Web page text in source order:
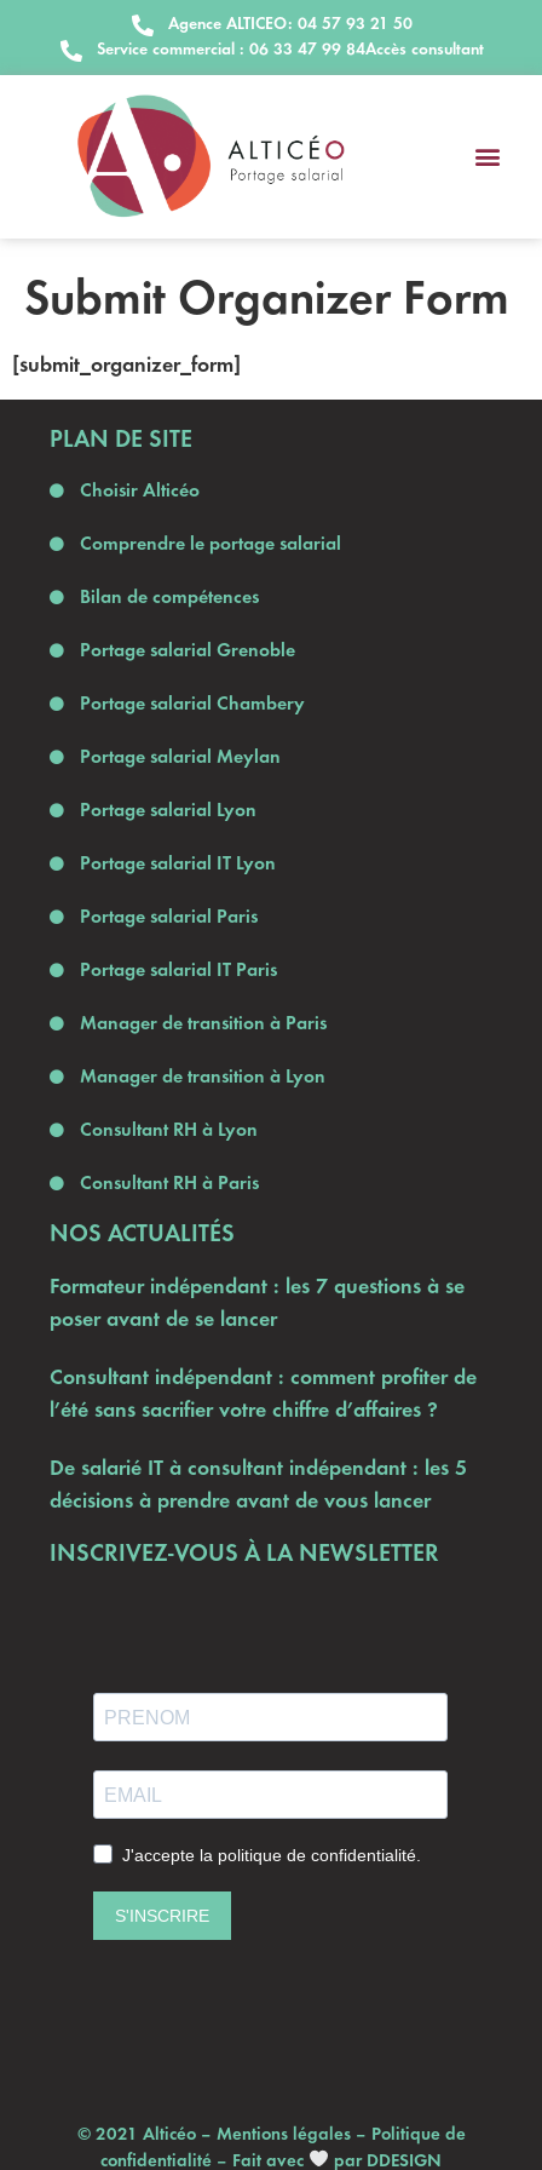
Agence ALTICEO: 04 57 93 21 50
Service commercial : 06 33 47 99 84Accès consultant
Submit Organizer Form
[submit_organizer_form]
PLAN DE SITE
Choisir Alticéo
Comprendre le portage salarial
Bilan de compétences
Portage salarial Grenoble
Portage salarial Chambery
Portage salarial Meylan
Portage salarial Lyon
Portage salarial IT Lyon
Portage salarial Paris
Portage salarial IT Paris
Manager de transition à Paris
Manager de transition à Lyon
Consultant RH à Lyon
Consultant RH à Paris
NOS ACTUALITÉS
Formateur indépendant : les 7 questions à se
poser avant de se lancer
Consultant indépendant : comment profiter de
l’été sans sacrifier votre chiffre d’affaires ?
De salarié IT à consultant indépendant : les 5
décisions à prendre avant de vous lancer
INSCRIVEZ-VOUS À LA NEWSLETTER
© 2021 Alticéo – Mentions légales– Politique de
confidentialité– Fait avec par DDESIGN